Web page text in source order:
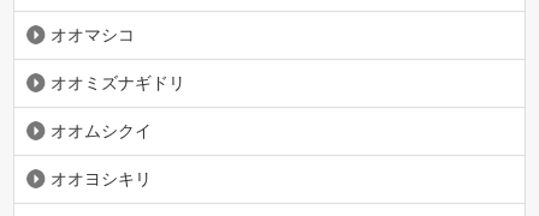
オオマシコ
オオミズナギドリ
オオムシクイ
オオヨシキリ